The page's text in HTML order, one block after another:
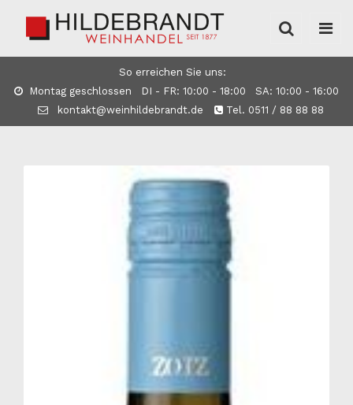
So erreichen Sie uns:
Montag geschlossen DI - FR: 10:00 - 18:00 SA: 10:00 - 16:00
kontakt@weinhildebrandt.de
Tel. 0511 / 88 88 88